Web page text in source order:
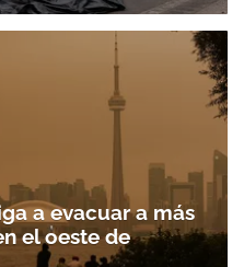
a evacuar a más
el oeste de